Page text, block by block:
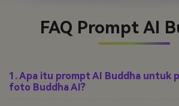
FAQ Prompt AI
1. Apa itu prompt AI Buddha untuk
foto Buddha AI?